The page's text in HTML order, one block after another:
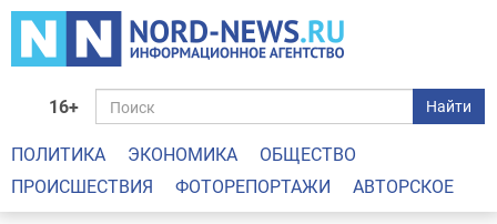
16+ Найти
ПОЛИТИКА ЭКОНОМИКА
ОБЩЕСТВО
ПРОИСШЕСТВИЯ
ФОТОРЕПОРТАЖИ АВТОРСКОЕ